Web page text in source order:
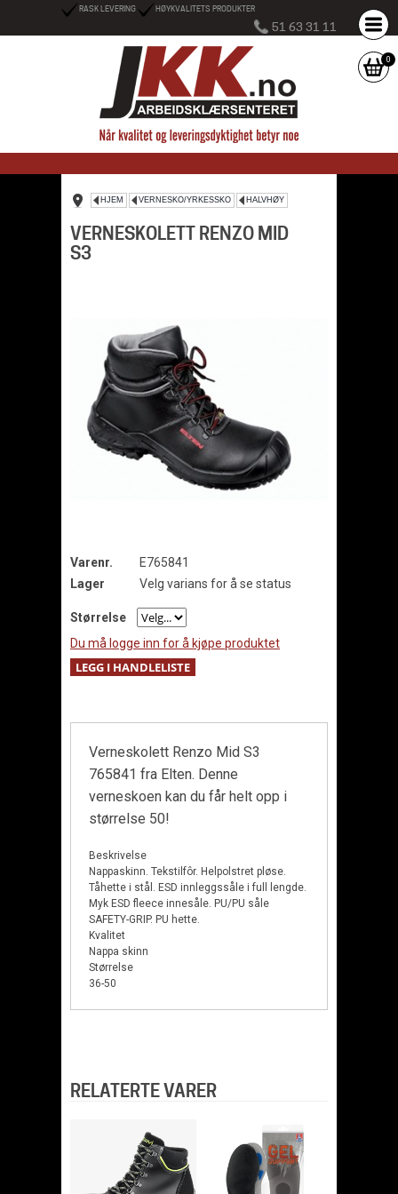
0
RASK LEVERING HØYKVALITETS PRODUKTER
51 63 31 11
HJEM VERNESKO/YRKESSKO HALVHØY
VERNESKOLETT RENZO MID
S3
Varenr.
E765841
Lager
Velg varians for å se status
Størrelse
Du må logge inn for å kjøpe produktet
Verneskolett Renzo Mid S3
765841 fra Elten. Denne
verneskoen kan du får helt opp i
størrelse 50!
Beskrivelse
Nappaskinn. Tekstilfôr. Helpolstret pløse.
Tåhette i stål. ESD innleggssåle i full lengde.
Myk ESD fleece innesåle. PU/PU såle
SAFETY-GRIP. PU hette.
Kvalitet
Nappa skinn
Størrelse
36-50
RELATERTE VARER